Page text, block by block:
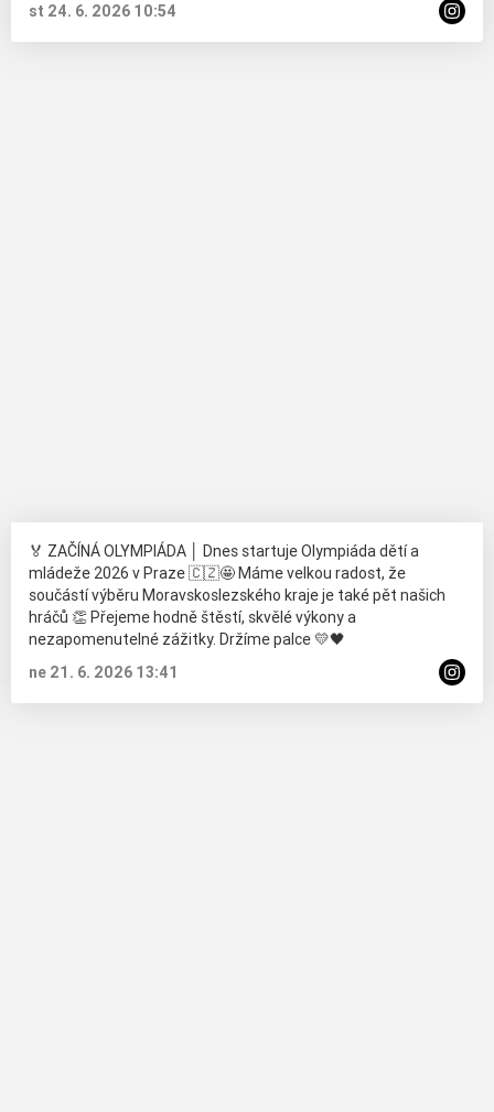
st 24. 6. 2026 10:54
🏅 ZAČÍNÁ OLYMPIÁDA │ Dnes startuje Olympiáda dětí a
mládeže 2026 v Praze 🇨🇿🤩 Máme velkou radost, že
součástí výběru Moravskoslezského kraje je také pět našich
hráčů 👏 Přejeme hodně štěstí, skvělé výkony a
nezapomenutelné zážitky. Držíme palce 💛🖤
ne 21. 6. 2026 13:41